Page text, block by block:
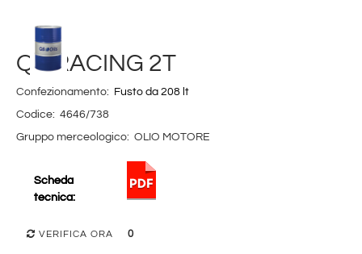
Q8 RACING 2T
Confezionamento:
Fusto da 208 lt
Codice: 4646/738
Gruppo merceologico: OLIO MOTORE
Scheda
tecnica:
VERIFICA ORA 0